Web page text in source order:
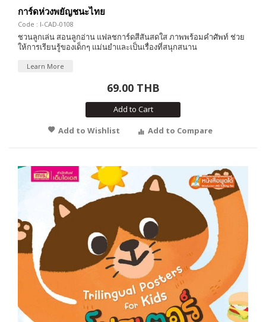
การ์ดห่วงพยัญชนะไทย
Code : I-CAD-0108
ชวนลูกเล่น สอนลูกอ่าน แฟลชการ์ดสีสันสดใส ภาพพร้อมคำศัพท์ ช่วย
ให้การเรียนรู้ของเด็กๆ แม่นยำและเป็นเรื่องที่สนุกสนาน
Learn More
69.00 THB
Add to Cart
Add to Wishlist
Add to Compare